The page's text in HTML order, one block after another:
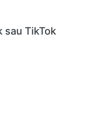
sau TikTok